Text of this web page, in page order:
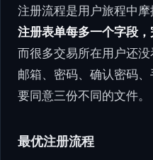
注册流程是用户旅程中
注册表单每多一个字段，
而很多交易所在用户还
邮箱、密码、确认密码
要同意三份不同的文件。
最优注册流程